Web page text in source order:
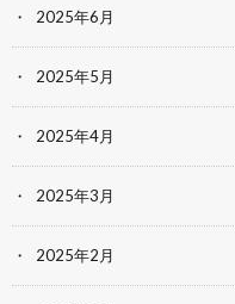
2025年6月
2025年5月
2025年4月
2025年3月
2025年2月